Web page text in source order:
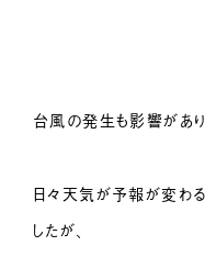
台風の発生も影響があり
日々天気が予報が変わる
したが、